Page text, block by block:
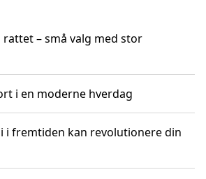
– små valg med stor
i en moderne hverdag
i fremtiden kan revolutionere din